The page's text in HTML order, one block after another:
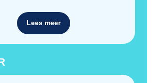
Lees meer